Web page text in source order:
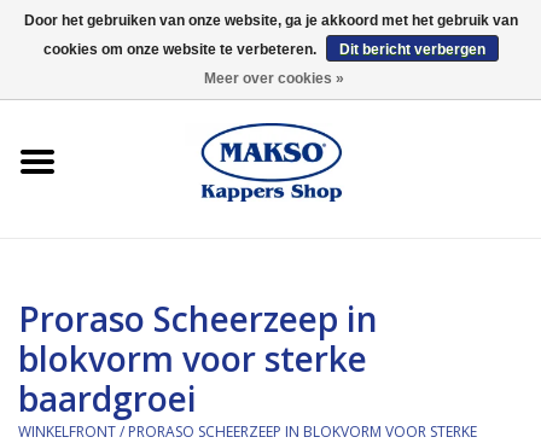
0 Artikelen - €0,00
Kaaral
360
Proraso Scheerzeep in
blokvorm voor sterke
baardgroei
WINKELFRONT/ PRORASO SCHEERZEEP IN BLOKVORM VOOR STERKE
Door het gebruiken van onze website, ga je akkoord met het gebruik van
cookies om onze website te verbeteren.
Dit bericht verbergen
Meer over cookies »